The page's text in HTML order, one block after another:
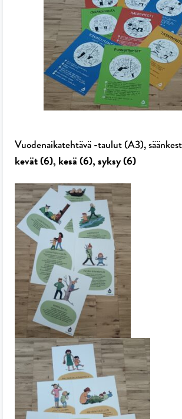
Vuodenaikatehtävä -taulut (A3),
kevät (6), kesä (6),